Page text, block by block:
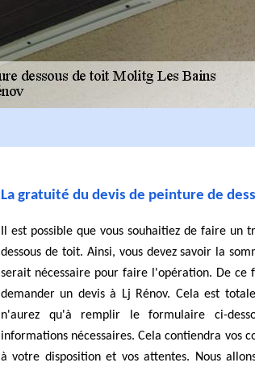
La gratuité du devis de peinture de
Il est possible que vous souhaitiez de faire un
dessous de toit. Ainsi, vous devez savoir la
serait nécessaire pour faire l'opération. De ce
demander un devis à Lj Rénov. Cela est
n'aurez qu'à remplir le formulaire ci-
informations nécessaires. Cela contiendra vos
à votre disposition et vos attentes. Nous